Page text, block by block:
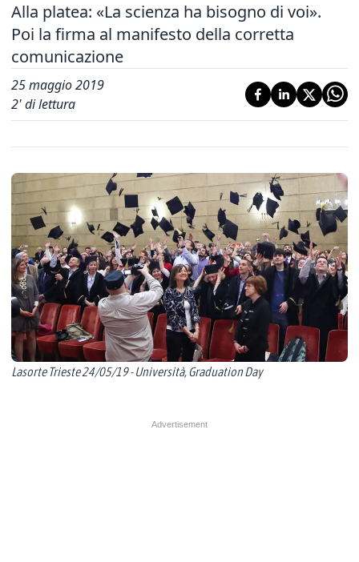
Alla platea: «La scienza ha bisogno di voi».
Poi la firma al manifesto della corretta
comunicazione
25 maggio 2019
2' di lettura
Lasorte Trieste 24/05/19 - Università, Graduation Day